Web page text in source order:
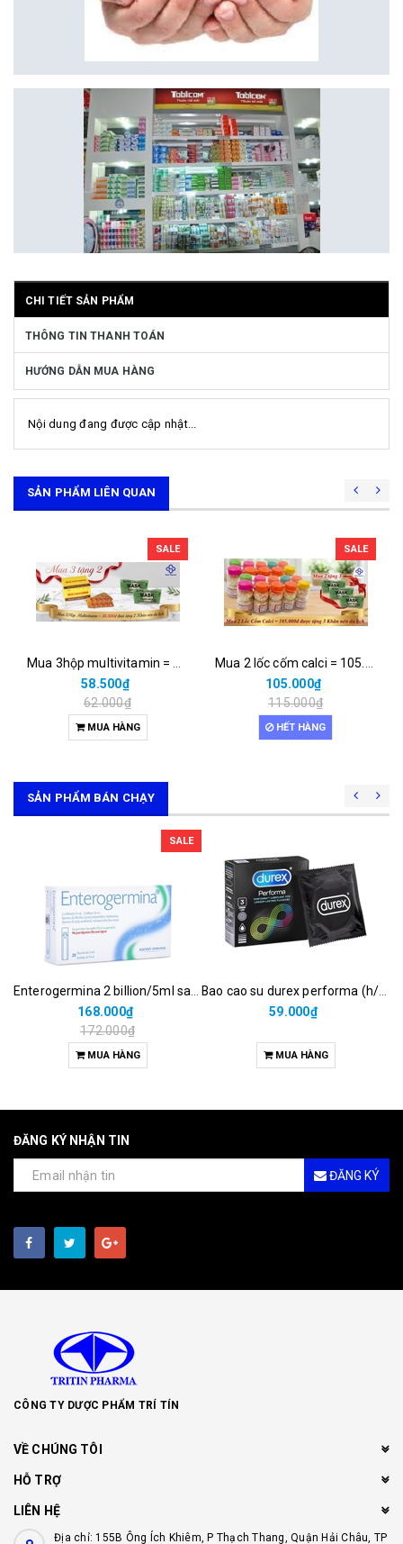
CHI TIẾT SẢN PHẨM
THÔNG TIN THANH TOÁN
HƯỚNG DẪN MUA HÀNG
Nội dung đang được cập nhật...
SẢN PHẨM LIÊN QUAN
SALE
58.500₫
62.000₫
MUA HÀNG
SALE
105.000₫
115.000₫
HẾT HÀNG
SẢN PHẨM BÁN CHẠY
SALE
168.000₫
172.000₫
MUA HÀNG
59.000₫
MUA HÀNG
ĐĂNG KÝ NHẬN TIN
ĐĂNG KÝ
CÔNG TY DƯỢC PHẨM TRÍ TÍN
VỀ CHÚNG TÔI
HỖ TRỢ
LIÊN HỆ
Địa chỉ: 155B Ông Ích Khiêm, P Thạch Thang, Quận Hải Châu, TP